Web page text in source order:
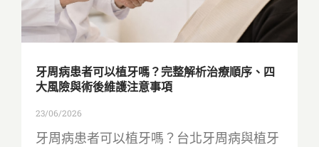
牙周病患者可以植牙嗎？完整解析治療順序、四
大風險與術後維護注意事項
23/06/2026
牙周病患者可以植牙嗎？台北牙周病與植牙